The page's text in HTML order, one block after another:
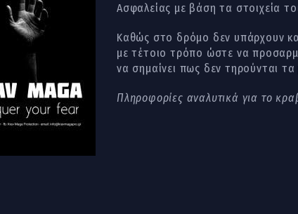
Ασφαλείας με βάση τα στοιχεία
Καθώς στο δρόμο δεν υπάρχουν
με τέτοιο τρόπο ώστε να
να σημαίνει πως δεν τηρούνται
Πληροφορίες αναλυτικά για το